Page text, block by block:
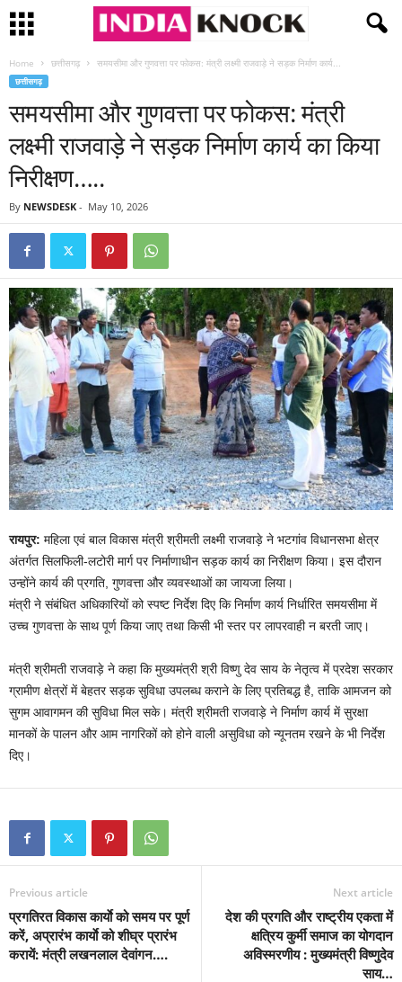
Home छत्तीसगढ़ समयसीमा और गुणवत्ता पर फोकस: मंत्री लक्ष्मी राजवाड़े ने सड़क निर्माण कार्य...
छत्तीसगढ़
समयसीमा और गुणवत्ता पर फोकस: मंत्री
लक्ष्मी राजवाड़े ने सड़क निर्माण कार्य का किया
निरीक्षण…..
By NEWSDESK - May 10, 2026
रायपुर: महिला एवं बाल विकास मंत्री श्रीमती लक्ष्मी राजवाड़े ने भटगांव विधानसभा क्षेत्र
अंतर्गत सिलफिली-लटोरी मार्ग पर निर्माणाधीन सड़क कार्य का निरीक्षण किया। इस दौरान
उन्होंने कार्य की प्रगति, गुणवत्ता और व्यवस्थाओं का जायजा लिया।
मंत्री ने संबंधित अधिकारियों को स्पष्ट निर्देश दिए कि निर्माण कार्य निर्धारित समयसीमा में
उच्च गुणवत्ता के साथ पूर्ण किया जाए तथा किसी भी स्तर पर लापरवाही न बरती जाए।
मंत्री श्रीमती राजवाड़े ने कहा कि मुख्यमंत्री श्री विष्णु देव साय के नेतृत्व में प्रदेश सरकार
ग्रामीण क्षेत्रों में बेहतर सड़क सुविधा उपलब्ध कराने के लिए प्रतिबद्ध है, ताकि आमजन को
सुगम आवागमन की सुविधा मिल सके। मंत्री श्रीमती राजवाड़े ने निर्माण कार्य में सुरक्षा
मानकों के पालन और आम नागरिकों को होने वाली असुविधा को न्यूनतम रखने के भी निर्देश
दिए।
Previous article
प्रगतिरत विकास कार्याे को समय पर पूर्ण
करें, अप्रारंभ कार्याे को शीघ्र प्रारंभ
करायें: मंत्री लखनलाल देवांगन….
Next article
देश की प्रगति और राष्ट्रीय एकता में
क्षत्रिय कुर्मी समाज का योगदान
अविस्मरणीय : मुख्यमंत्री विष्णुदेव
साय…